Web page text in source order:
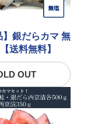
】銀だらカマ 無
送料無料】
OUT